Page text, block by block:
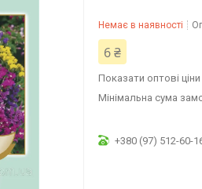
Немає в наявності
6 ₴
Показати оптові ціни
Мінімальна сума
+380 (97) 512-60-